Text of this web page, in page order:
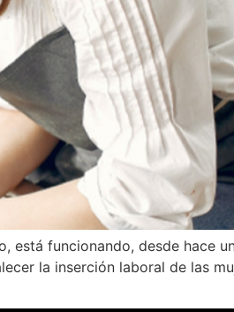
está funcionando, desde hace
la inserción laboral de las